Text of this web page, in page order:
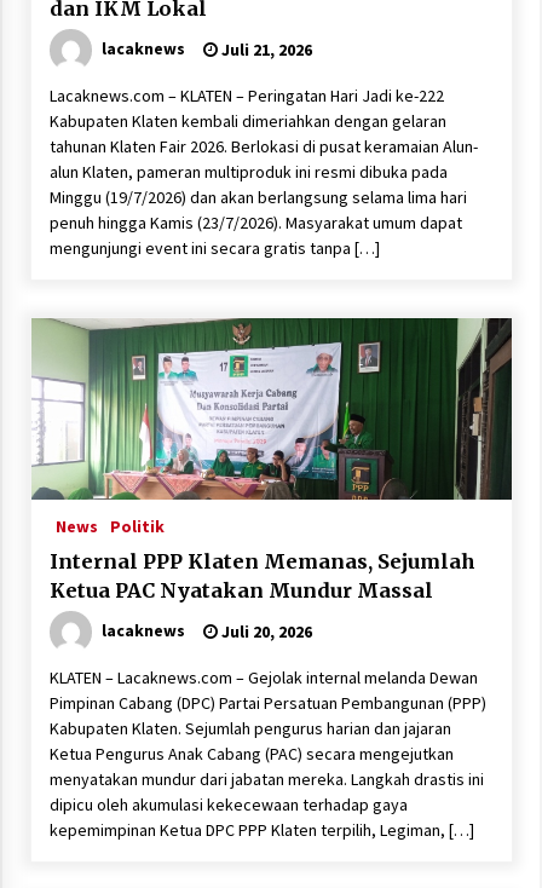
dan IKM Lokal
lacaknews Juli 21, 2026
Lacaknews.com – KLATEN – Peringatan Hari Jadi ke-222
Kabupaten Klaten kembali dimeriahkan dengan gelaran
tahunan Klaten Fair 2026. Berlokasi di pusat keramaian Alun-
alun Klaten, pameran multiproduk ini resmi dibuka pada
Minggu (19/7/2026) dan akan berlangsung selama lima hari
penuh hingga Kamis (23/7/2026). Masyarakat umum dapat
mengunjungi event ini secara gratis tanpa […]
News Politik
Internal PPP Klaten Memanas, Sejumlah
Ketua PAC Nyatakan Mundur Massal
lacaknews Juli 20, 2026
KLATEN – Lacaknews.com – Gejolak internal melanda Dewan
Pimpinan Cabang (DPC) Partai Persatuan Pembangunan (PPP)
Kabupaten Klaten. Sejumlah pengurus harian dan jajaran
Ketua Pengurus Anak Cabang (PAC) secara mengejutkan
menyatakan mundur dari jabatan mereka. Langkah drastis ini
dipicu oleh akumulasi kekecewaan terhadap gaya
kepemimpinan Ketua DPC PPP Klaten terpilih, Legiman, […]